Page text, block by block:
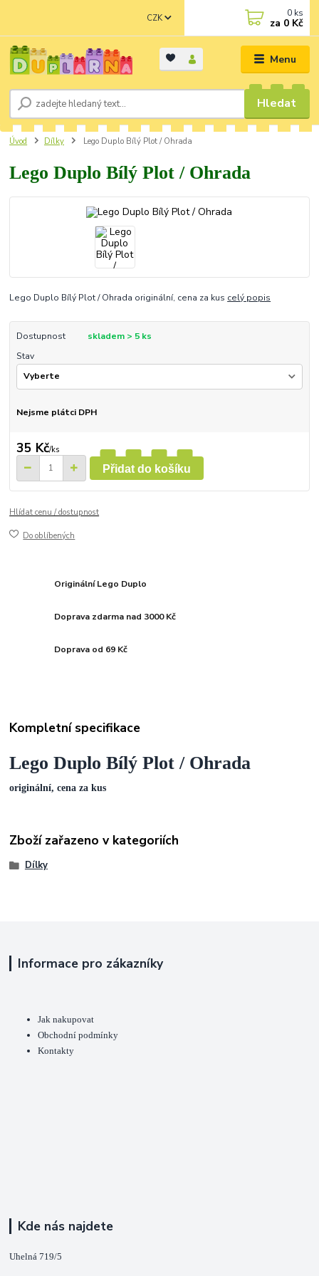
Menu
CZK
Hledat
0 ks
za 0 Kč
Úvod Dílky Lego Duplo Bílý Plot / Ohrada
Lego Duplo Bílý Plot / Ohrada
Lego Duplo Bílý Plot / Ohrada originální, cena za kus celý popis
Dostupnost
skladem > 5 ks
Stav
Nejsme plátci DPH
35 Kč/ks
Přidat do košíku
Hlídat cenu / dostupnost
Do oblíbených
Originální Lego Duplo
Doprava zdarma nad 3000 Kč
Doprava od 69 Kč
Kompletní specifikace
Lego Duplo Bílý Plot / Ohrada
originální, cena za kus
Zboží zařazeno v kategoriích
Dílky
Informace pro zákazníky
Jak nakupovat
Obchodní podmínky
Kontakty
Kde nás najdete
Uhelná 719/5